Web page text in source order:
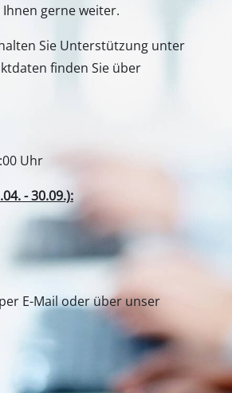
Ihnen gerne weiter.
Sie Unterstützung unter
finden Sie über
Uhr
- 30.09.):
E-Mail oder über unser